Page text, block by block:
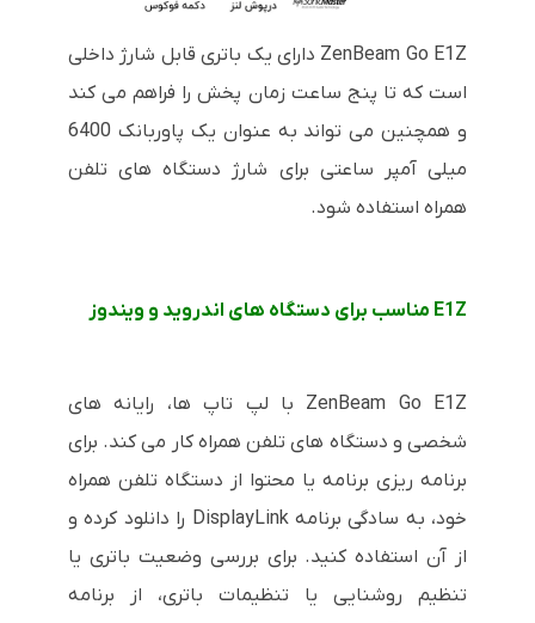
ZenBeam Go E1Z دارای یک باتری قابل شارژ داخلی
است که تا پنج ساعت زمان پخش را فراهم می کند
و همچنین می تواند به عنوان یک پاوربانک 6400
میلی آمپر ساعتی برای شارژ دستگاه های تلفن
همراه استفاده شود.
E1Z مناسب برای دستگاه های اندروید و ویندوز
ZenBeam Go E1Z با لپ تاپ ها، رایانه های
شخصی و دستگاه های تلفن همراه کار می کند. برای
برنامه ریزی برنامه یا محتوا از دستگاه تلفن همراه
خود، به سادگی برنامه DisplayLink را دانلود کرده و
از آن استفاده کنید. برای بررسی وضعیت باتری یا
تنظیم روشنایی یا تنظیمات باتری، از برنامه